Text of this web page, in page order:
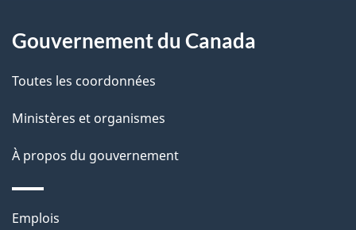
l
a
g
e
Gouvernement du Canada
Toutes les coordonnées
Ministères et organismes
À propos du gouvernement
Thèmes
Emplois